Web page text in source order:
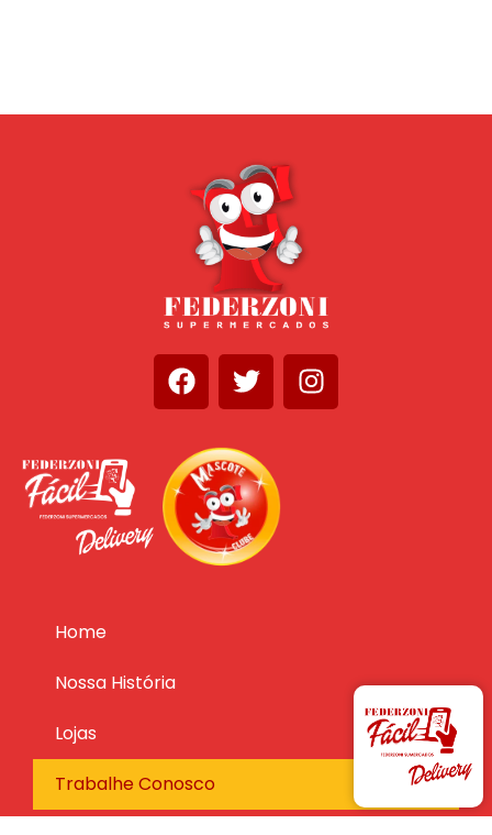
Home
Nossa História
Lojas
Trabalhe Conosco